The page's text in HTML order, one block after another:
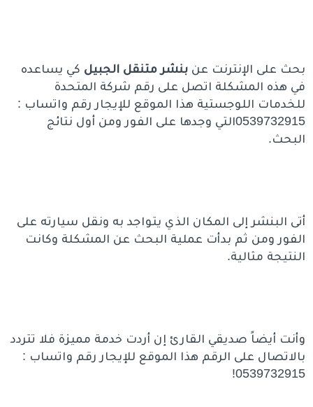
بحث على الإنترنت عنبنشر متنقل الجبيل كي يساعده
في هذه المشكلة اتصل على رقم شركة المتحدة
للخدمات اللوجستية هذا الموقع للإيجار رقم واتساب :
0539732915التي وجدها على الفور ومن أول نتائج
البحث.
أتى البنشر إلى المكان الذي يتواجد به ونقل سيارته على
الفور ومن ثم بدأت عملية البحث عن المشكلة وكانت
النتيجة مثالية.
وأنت أيضاً صديقي القارئ إن أردت خدمة مميزة فلا تتردد
بالاتصال على الرقم هذا الموقع للإيجار رقم واتساب :
0539732915!